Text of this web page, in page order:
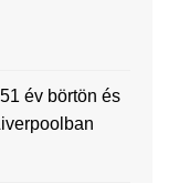
év börtön és